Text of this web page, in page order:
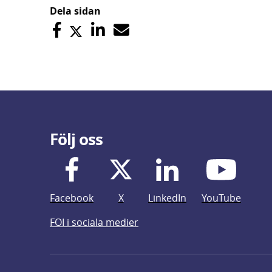
Dela sidan
Följ oss
Facebook X LinkedIn
YouTube
FOI i sociala medier